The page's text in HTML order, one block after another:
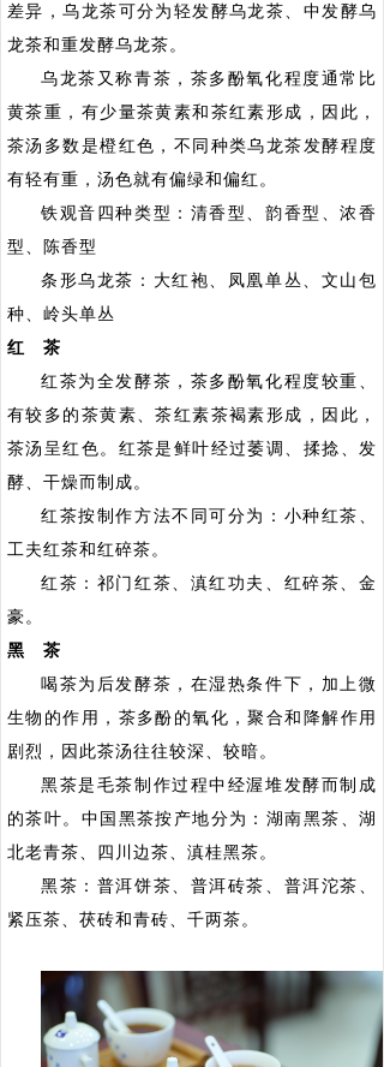
差异，乌龙茶可分为轻发酵乌龙茶、中发酵乌
龙茶和重发酵乌龙茶。
乌龙茶又称青茶，茶多酚氧化程度通常比
黄茶重，有少量茶黄素和茶红素形成，因此，
茶汤多数是橙红色，不同种类乌龙茶发酵程度
有轻有重，汤色就有偏绿和偏红。
铁观音四种类型：清香型、韵香型、浓香
型、陈香型
条形乌龙茶：大红袍、凤凰单丛、文山包
种、岭头单丛
红 茶
红茶为全发酵茶，茶多酚氧化程度较重、
有较多的茶黄素、茶红素茶褐素形成，因此，
茶汤呈红色。红茶是鲜叶经过萎调、揉捻、发
酵、干燥而制成。
红茶按制作方法不同可分为：小种红茶、
工夫红茶和红碎茶。
红茶：祁门红茶、滇红功夫、红碎茶、金
豪。
黑 茶
喝茶为后发酵茶，在湿热条件下，加上微
生物的作用，茶多酚的氧化，聚合和降解作用
剧烈，因此茶汤往往较深、较暗。
黑茶是毛茶制作过程中经渥堆发酵而制成
的茶叶。中国黑茶按产地分为：湖南黑茶、湖
北老青茶、四川边茶、滇桂黑茶。
黑茶：普洱饼茶、普洱砖茶、普洱沱茶、
紧压茶、茯砖和青砖、千两茶。